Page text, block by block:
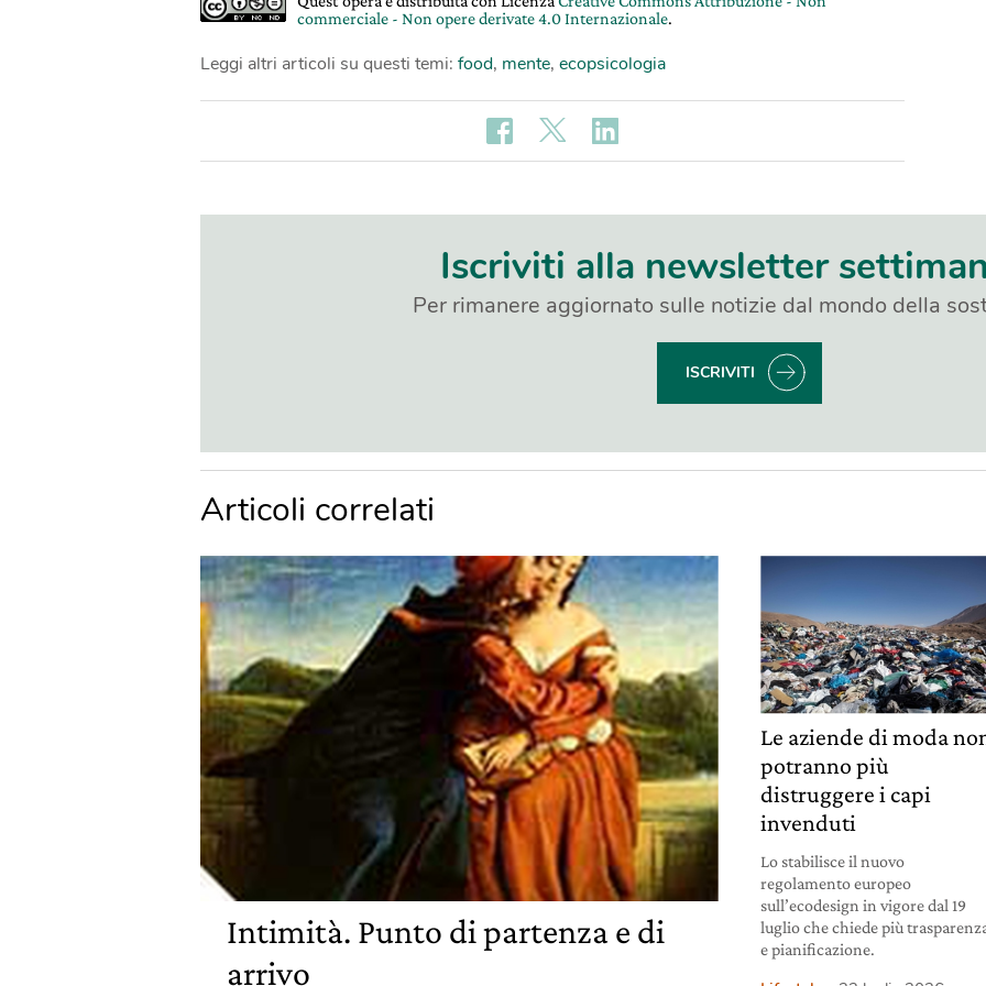
commerciale - Non opere derivate 4.0 Internazionale.
Leggi altri articoli su questi temi: food, mente, ecopsicologia
Iscriviti alla newsletter
Per rimanere aggiornato sulle notizie dal mondo della
ISCRIVITI
Articoli correlati
Intimità. Punto di partenza e di
arrivo
Le aziende di moda
potranno più
distruggere i capi
invenduti
Lo stabilisce il nuovo
regolamento europeo
sull’ecodesign in vigore dal 19
luglio che chiede più
e pianificazione.